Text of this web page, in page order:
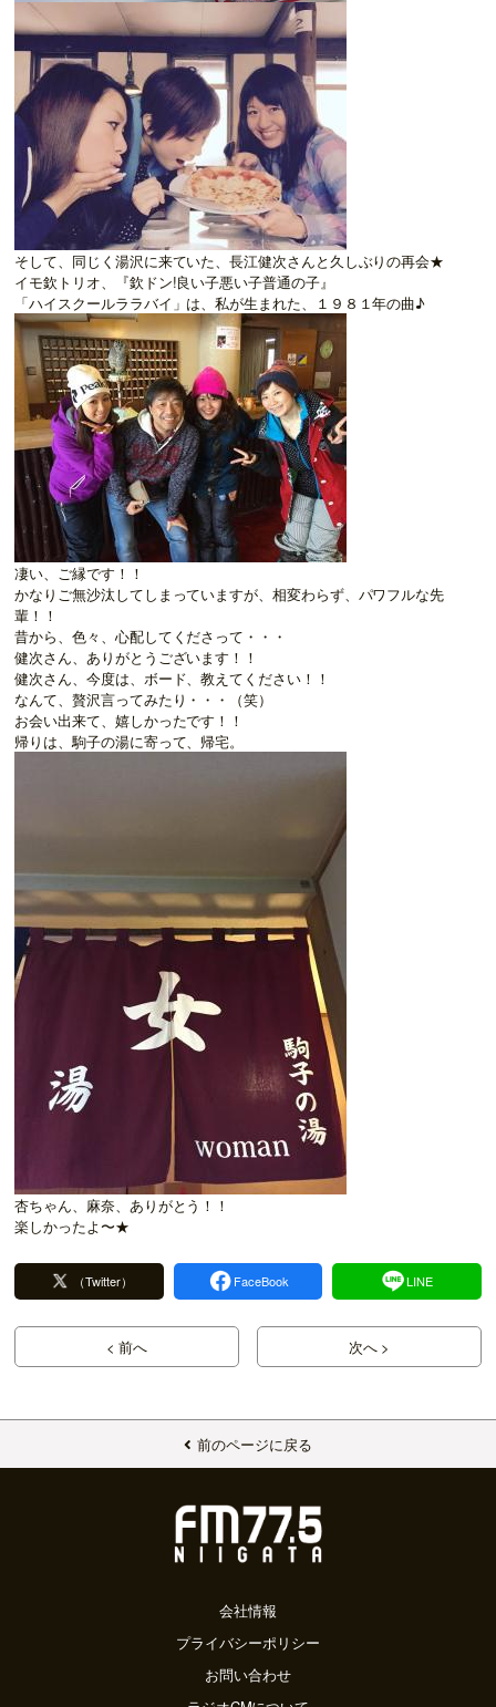
そして、同じく湯沢に来ていた、長江健次さんと久しぶりの再会★
イモ欽トリオ、『欽ドン!良い子悪い子普通の子』
「ハイスクールララバイ」は、私が生まれた、１９８１年の曲♪
凄い、ご縁です！！
かなりご無沙汰してしまっていますが、相変わらず、パワフルな先
輩！！
昔から、色々、心配してくださって・・・
健次さん、ありがとうございます！！
健次さん、今度は、ボード、教えてください！！
なんて、贅沢言ってみたり・・・（笑）
お会い出来て、嬉しかったです！！
帰りは、駒子の湯に寄って、帰宅。
杏ちゃん、麻奈、ありがとう！！
楽しかったよ〜★
（Twitter） FaceBook LINE
< 前へ 次へ >
前のページに戻る
会社情報
プライバシーポリシー
お問い合わせ